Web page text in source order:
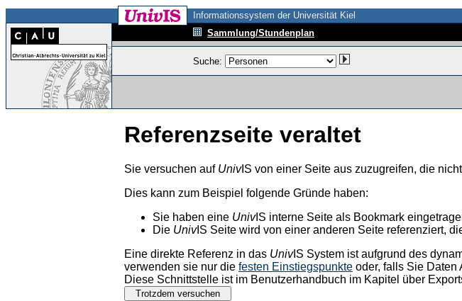
Informationssystem der Universität Kiel
Sammlung/Stundenplan
Suche:
Referenzseite veraltet
Sie versuchen auf UnivIS von einer Seite aus zuzugreifen, die
Dies kann zum Beispiel folgende Gründe haben:
Sie haben eine UnivIS interne Seite als Bookmark
Die UnivIS Seite wird von einer anderen Seite referenziert,
Eine direkte Referenz in das UnivIS System ist aufgrund des
verwenden sie nur die festen Einstiegspunkte oder, falls Sie Daten
Diese Schnittstelle ist im Benutzerhandbuch im Kapitel über